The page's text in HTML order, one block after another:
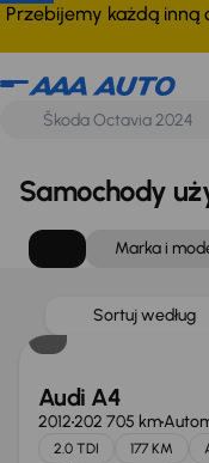
Przebijemy każdą inną
Samochody
Marka i
Sortuj według
Audi A4
2012202 705 km
2.0 TDI 177 KM